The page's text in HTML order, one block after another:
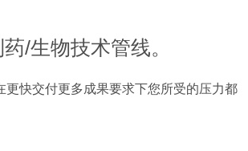
/生物技术管线。
快交付更多成果要求下您所受的压力都